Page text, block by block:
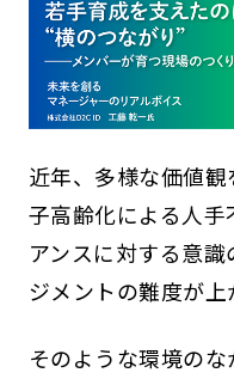
近年、多様な価値
子高齢化による人
アンスに対する意
ジメントの難度が上
そのような環境の